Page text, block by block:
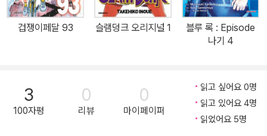
겁쟁이페달 93 슬램덩크 오리지널 1
블루 록 : Episode
나기 4
3
100자평
0
리뷰
0
마이페이퍼
읽고 싶어요 0명
읽고 있어요 4명
읽었어요 5명